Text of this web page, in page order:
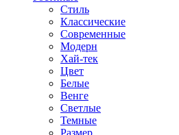
Стиль
Классические
Современные
Модерн
Хай-тек
Цвет
Белые
Венге
Светлые
Темные
Размер